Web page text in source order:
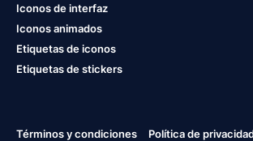
Iconos de interfaz
Iconos animados
Etiquetas de iconos
Etiquetas de stickers
Términos y condiciones Política de